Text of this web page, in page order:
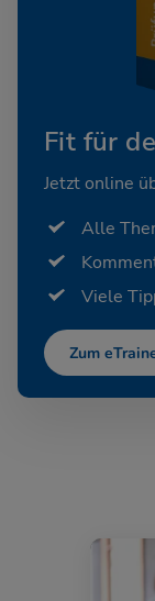
Fit für
Jetzt online
Alle
Viele
Zum